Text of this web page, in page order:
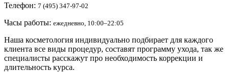
Телефон: 7 (495) 347-97-02
Часы работы: ежедневно, 10:00–22:05
Наша косметология индивидуально подбирает для каждого
клиента все виды процедур, составят программу ухода, так же
специалисты расскажут про необходимость коррекции и
длительность курса.